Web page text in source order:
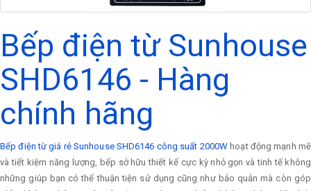
Bếp điện từ Sunhouse
SHD6146 - Hàng
chính hãng
Bếp điện từ giá rẻ Sunhouse SHD6146 công suất 2000W hoạt động mạnh mẽ
và tiết kiệm năng lượng, bếp sở hữu thiết kế cực kỳ nhỏ gọn và tinh tế không
những giúp bạn có thể thuận tiện sử dụng cũng như bảo quản mà còn góp